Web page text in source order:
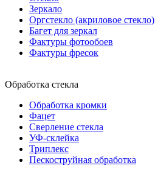
Зеркало
Оргстекло (акриловое стекло)
Багет для зеркал
Фактуры фотообоев
Фактуры фресок
Обработка стекла
Обработка кромки
Фацет
Сверление стекла
УФ-склейка
Триплекс
Пескоструйная обработка